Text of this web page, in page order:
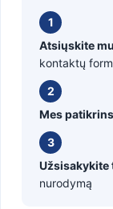
1
Atsiųskite
kontaktų
2
Mes
3
Užsisakykite
nurodymą